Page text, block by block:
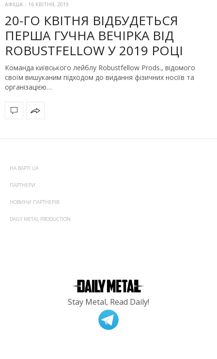
АФІША - 16 КВІТНЯ, 2019
20-ГО КВІТНЯ ВІДБУДЕТЬСЯ
ПЕРША ГУЧНА ВЕЧІРКА ВІД
ROBUSTFELLOW У 2019 РОЦІ
Команда київського лейблу Robustfellow Prods., відомого
своїм вишуканим підходом до видання фізичних носіїв та
організацією…
НА ВАРТІ UA
ПАРТНЕРИ
НОВИНИ ПАРТНЕРІВ
DAILY METAL PRODUCTION
Stay Metal, Read Daily!